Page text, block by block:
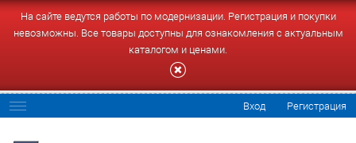
На сайте ведутся работы по модернизации. Регистрация и покупки
невозможны. Все товары доступны для ознакомления с актуальным
каталогом и ценами.
Вход Регистрация